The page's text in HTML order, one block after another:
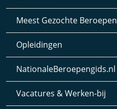
Meest Gezochte Beroepen
Opleidingen
NationaleBeroepengids.nl
Vacatures & Werken-bij